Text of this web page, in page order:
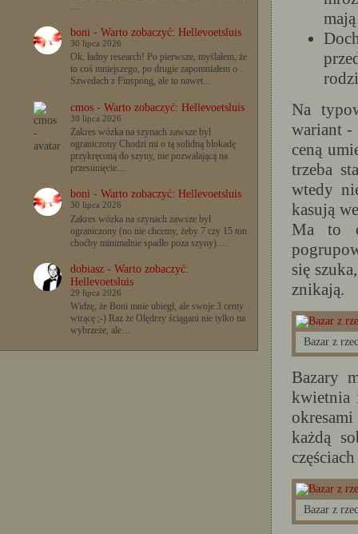
…
boni- Warto zobaczyć: Hellevoetsluis
30 lipca 2026
Ok, ładny research! Po pierwsze, myślałem, że
to coś mniejszego, po drugie zapomniałem o
Szwedach z Finspong, ale to nawet…
cmos- Warto zobaczyć: Hellevoetsluis
30 lipca 2026
Zakres wózka na szynach zawsze był
ograniczony Chodzi mi o tą solidną blokadę
przykręconą do szyny, nie pozwalającą na
przesunięcie…
boni- Warto zobaczyć: Hellevoetsluis
30 lipca 2026
Zakres wózka na szynach zawsze był
ograniczony (no nie chcemy, żeby 7 czy 15 ton
choćby minimalnie spadło poza szyny).…
dobiasz- Warto zobaczyć:
Hellevoetsluis
29 lipca 2026
Widzę, że Boni mnie ubiegł, ale swoje 3 centy
wtrącę ;-) Raz że Olędrzy ściągani nie tylko na
wybrzeże, ale…
Na
wariant -
ceną
trzeba
wtedy
kasują
Ma to
się
znikają.
Bazar z
Bazary
kwietnia
każdą
Bazar z